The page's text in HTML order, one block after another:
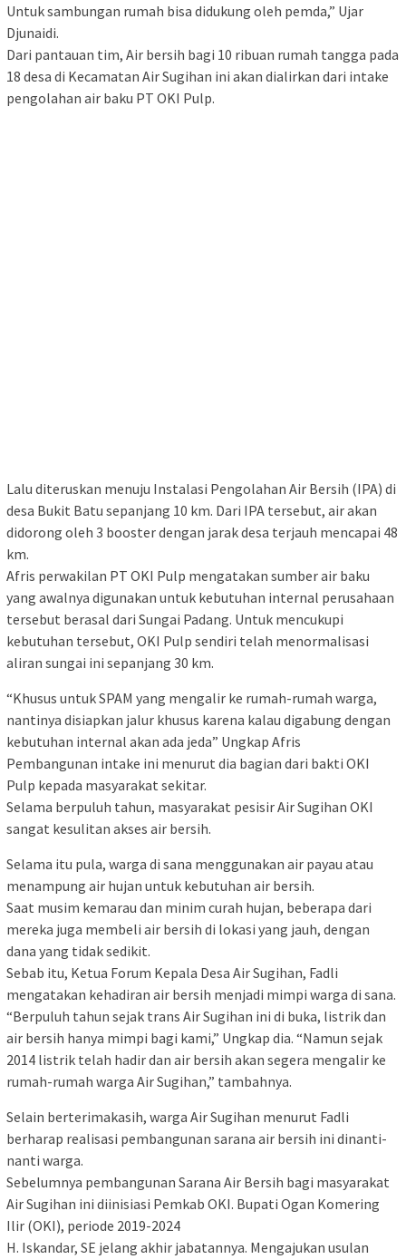
Untuk sambungan rumah bisa didukung oleh pemda,” Ujar
Djunaidi.
Dari pantauan tim, Air bersih bagi 10 ribuan rumah tangga pada
18 desa di Kecamatan Air Sugihan ini akan dialirkan dari intake
pengolahan air baku PT OKI Pulp.
Lalu diteruskan menuju Instalasi Pengolahan Air Bersih (IPA) di
desa Bukit Batu sepanjang 10 km. Dari IPA tersebut, air akan
didorong oleh 3 booster dengan jarak desa terjauh mencapai 48
km.
Afris perwakilan PT OKI Pulp mengatakan sumber air baku
yang awalnya digunakan untuk kebutuhan internal perusahaan
tersebut berasal dari Sungai Padang. Untuk mencukupi
kebutuhan tersebut, OKI Pulp sendiri telah menormalisasi
aliran sungai ini sepanjang 30 km.
“Khusus untuk SPAM yang mengalir ke rumah-rumah warga,
nantinya disiapkan jalur khusus karena kalau digabung dengan
kebutuhan internal akan ada jeda” Ungkap Afris
Pembangunan intake ini menurut dia bagian dari bakti OKI
Pulp kepada masyarakat sekitar.
Selama berpuluh tahun, masyarakat pesisir Air Sugihan OKI
sangat kesulitan akses air bersih.
Selama itu pula, warga di sana menggunakan air payau atau
menampung air hujan untuk kebutuhan air bersih.
Saat musim kemarau dan minim curah hujan, beberapa dari
mereka juga membeli air bersih di lokasi yang jauh, dengan
dana yang tidak sedikit.
Sebab itu, Ketua Forum Kepala Desa Air Sugihan, Fadli
mengatakan kehadiran air bersih menjadi mimpi warga di sana.
“Berpuluh tahun sejak trans Air Sugihan ini di buka, listrik dan
air bersih hanya mimpi bagi kami,” Ungkap dia. “Namun sejak
2014 listrik telah hadir dan air bersih akan segera mengalir ke
rumah-rumah warga Air Sugihan,” tambahnya.
Selain berterimakasih, warga Air Sugihan menurut Fadli
berharap realisasi pembangunan sarana air bersih ini dinanti-
nanti warga.
Sebelumnya pembangunan Sarana Air Bersih bagi masyarakat
Air Sugihan ini diinisiasi Pemkab OKI. Bupati Ogan Komering
Ilir (OKI), periode 2019-2024
H. Iskandar, SE jelang akhir jabatannya. Mengajukan usulan